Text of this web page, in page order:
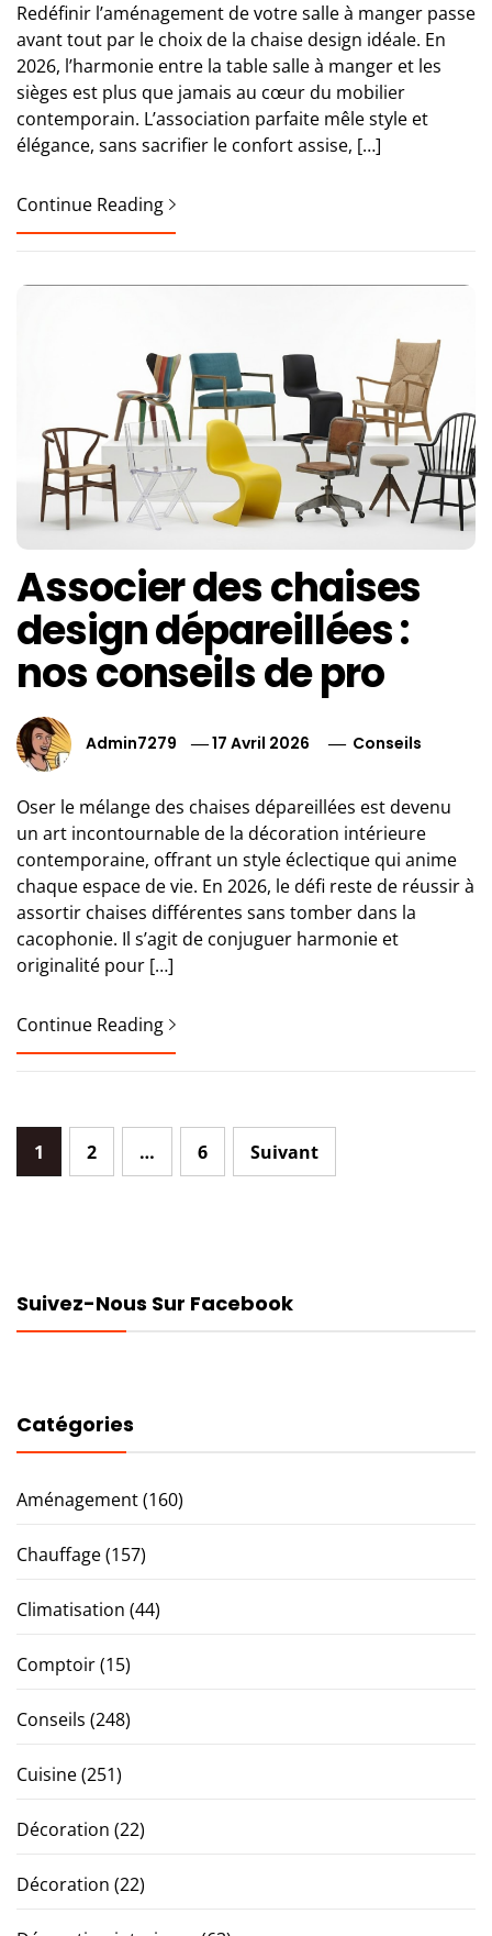
Redéfinir l’aménagement de votre salle à manger passe
avant tout par le choix de la chaise design idéale. En
2026, l’harmonie entre la table salle à manger et les
sièges est plus que jamais au cœur du mobilier
contemporain. L’association parfaite mêle style et
élégance, sans sacrifier le confort assise, […]
Continue Reading
Associer des chaises
design dépareillées :
nos conseils de pro
Admin7279 17 Avril 2026 Conseils
Oser le mélange des chaises dépareillées est devenu
un art incontournable de la décoration intérieure
contemporaine, offrant un style éclectique qui anime
chaque espace de vie. En 2026, le défi reste de réussir à
assortir chaises différentes sans tomber dans la
cacophonie. Il s’agit de conjuguer harmonie et
originalité pour […]
Continue Reading
Pagination
des
1 2 … 6 Suivant
Suivez-Nous Sur Facebook
Catégories
Aménagement(160)
Chauffage(157)
Climatisation (44)
Comptoir(15)
Conseils (248)
Cuisine(251)
Décoration (22)
Décoration (22)